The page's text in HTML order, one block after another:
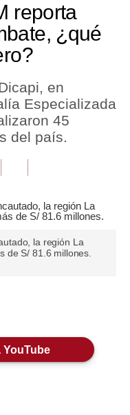
reporta
¿qué
en
Especializada
45
del país.
la región La
de S/ 81.6 millones.